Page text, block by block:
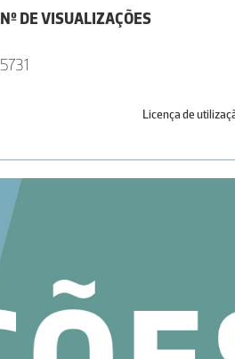
Nº DE VISUALIZAÇÕES
5731
Licença de